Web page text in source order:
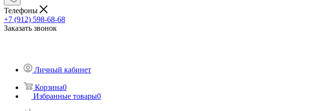
Телефоны
+7 (912) 598-68-68
Заказать звонок
Личный кабинет
Корзина0
Избранные товары0